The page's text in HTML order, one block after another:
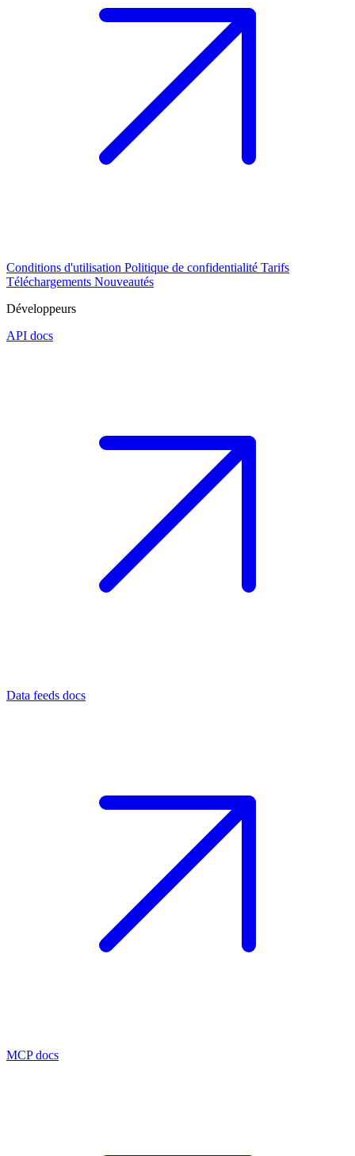
Conditions d'utilisation Politique de confidentialité Tarifs
Téléchargements Nouveautés
Développeurs
API docs
Data feeds docs
MCP docs